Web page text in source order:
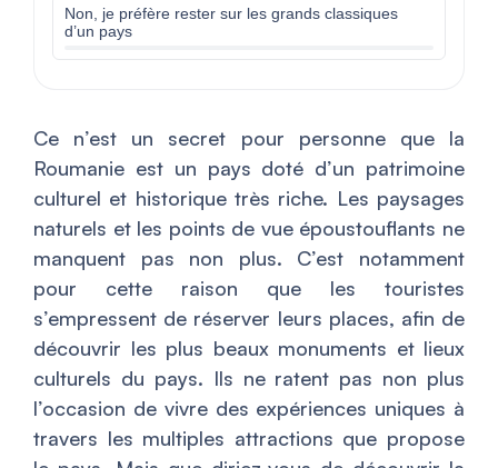
Non, je préfère rester sur les grands classiques
d’un pays
Ce n’est un secret pour personne que la
Roumanie est un pays doté d’un patrimoine
culturel et historique très riche. Les paysages
naturels et les points de vue époustouflants ne
manquent pas non plus. C’est notamment
pour cette raison que les touristes
s’empressent de réserver leurs places, afin de
découvrir les plus beaux monuments et lieux
culturels du pays. Ils ne ratent pas non plus
l’occasion de vivre des expériences uniques à
travers les multiples attractions que propose